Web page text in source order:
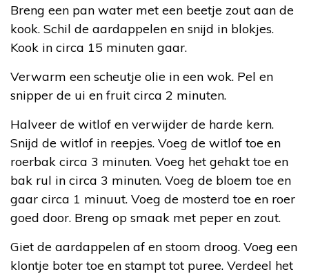
Breng een pan water met een beetje zout aan de
kook. Schil de aardappelen en snijd in blokjes.
Kook in circa 15 minuten gaar.
Verwarm een scheutje olie in een wok. Pel en
snipper de ui en fruit circa 2 minuten.
Halveer de witlof en verwijder de harde kern.
Snijd de witlof in reepjes. Voeg de witlof toe en
roerbak circa 3 minuten. Voeg het gehakt toe en
bak rul in circa 3 minuten. Voeg de bloem toe en
gaar circa 1 minuut. Voeg de mosterd toe en roer
goed door. Breng op smaak met peper en zout.
Giet de aardappelen af en stoom droog. Voeg een
klontje boter toe en stampt tot puree. Verdeel het